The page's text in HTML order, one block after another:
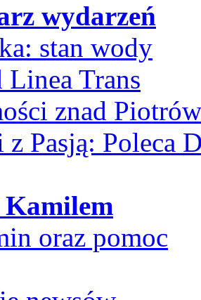
wydarzeń
stan wody
Linea Trans
znad
Pasją: Poleca
oraz pomoc